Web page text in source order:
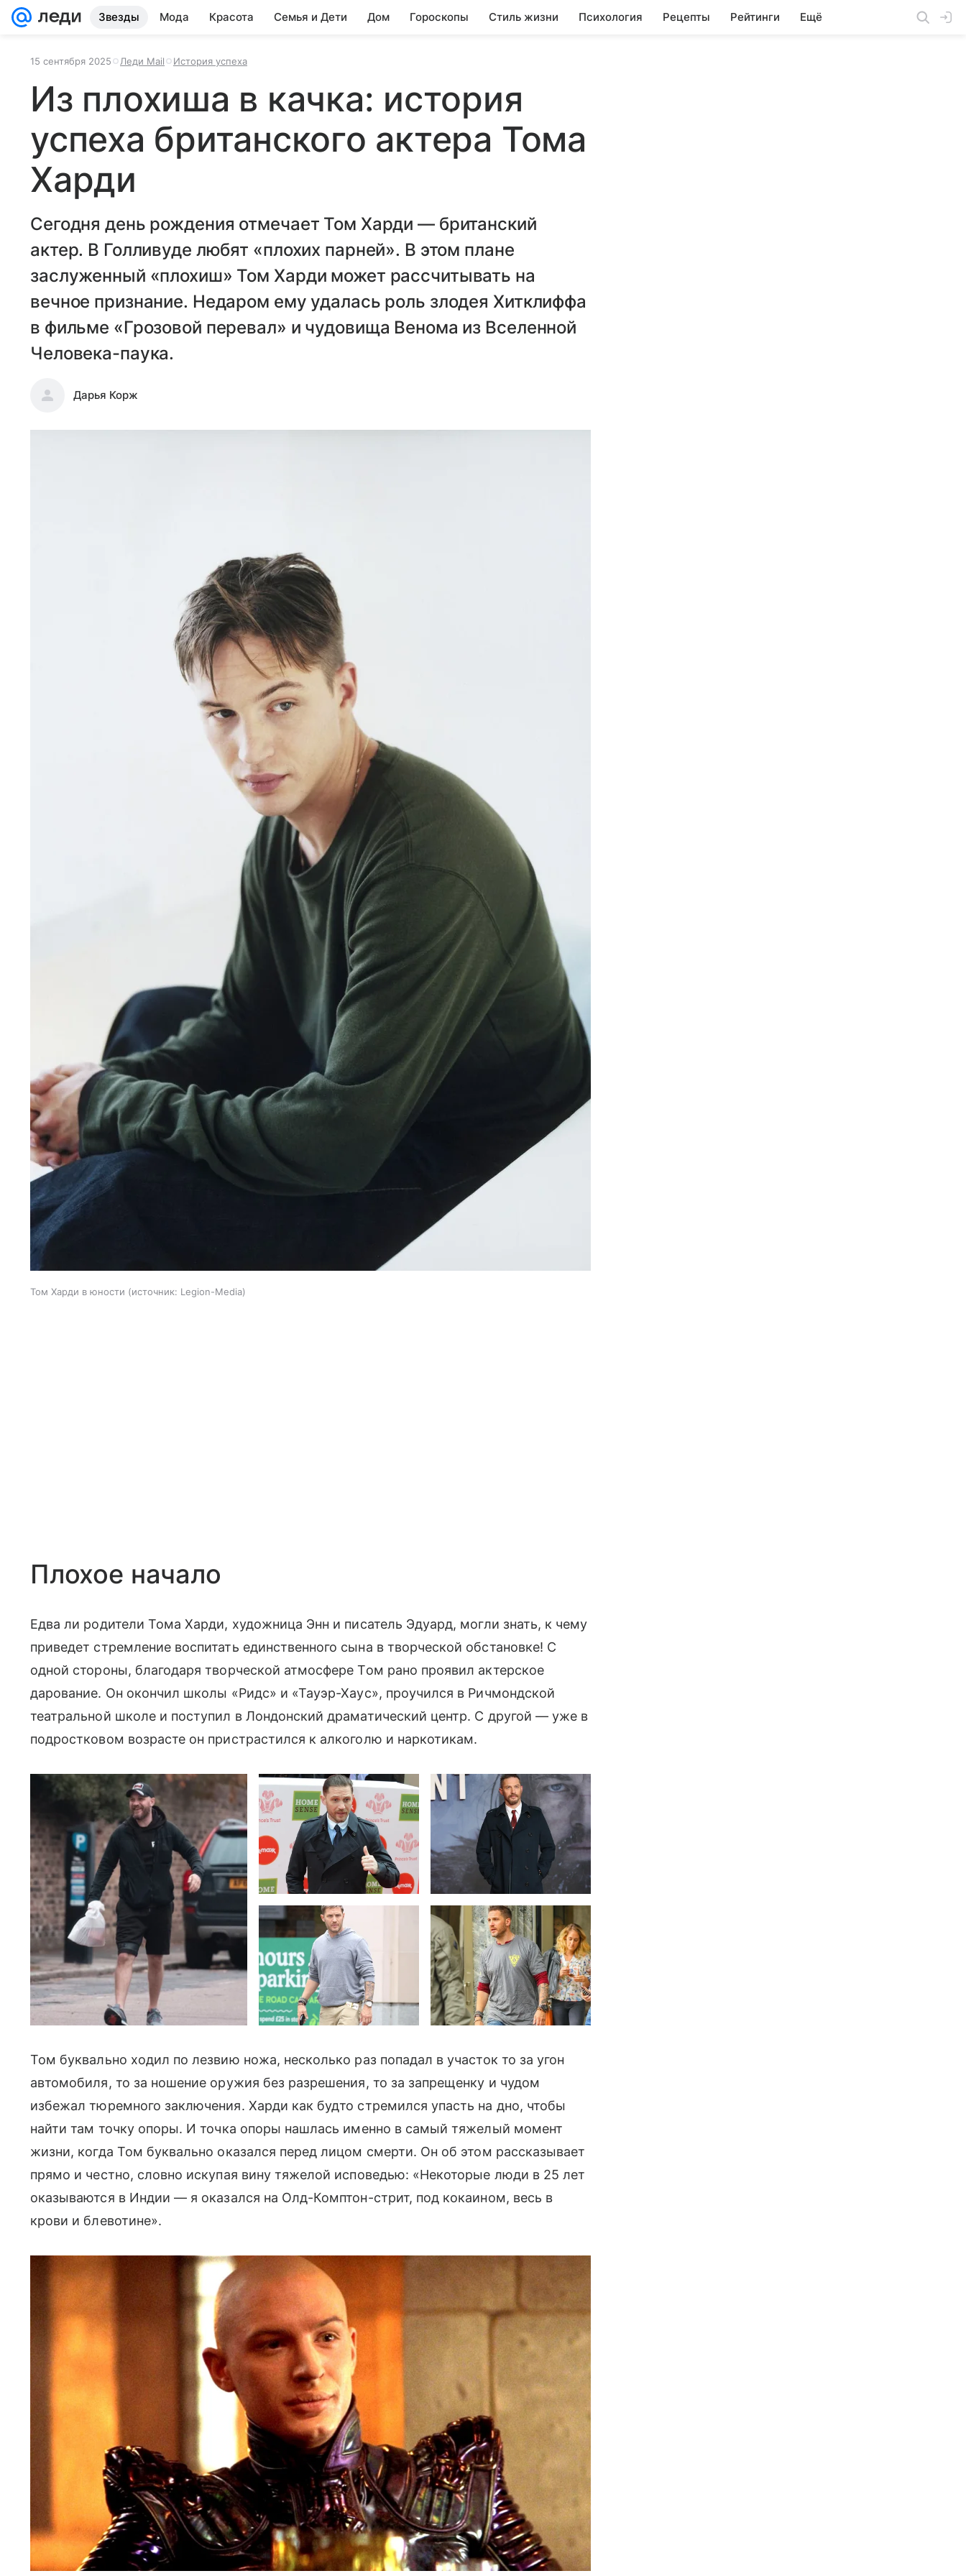
Звезды Мода Красота Семья и Дети Дом Гороскопы Стиль жизни Психология Рецепты Рейтинги Ещё
15 сентября 2025 Леди Mail История успеха
Из плохиша в качка: история
успеха британского актера Тома
Харди
Сегодня день рождения отмечает Том Харди — британский
актер. В Голливуде любят «плохих парней». В этом плане
заслуженный «плохиш» Том Харди может рассчитывать на
вечное признание. Недаром ему удалась роль злодея Хитклиффа
в фильме «Грозовой перевал» и чудовища Венома из Вселенной
Человека-паука.
Дарья Корж
Том Харди в юности источник: Legion-Media
Плохое начало
Едва ли родители Тома Харди, художница Энн и писатель Эдуард, могли знать, к чему
приведет стремление воспитать единственного сына в творческой обстановке! С
одной стороны, благодаря творческой атмосфере Том рано проявил актерское
дарование. Он окончил школы «Ридс» и «Тауэр-Хаус», проучился в Ричмондской
театральной школе и поступил в Лондонский драматический центр. С другой — уже в
подростковом возрасте он пристрастился к алкоголю и наркотикам.
Том буквально ходил по лезвию ножа, несколько раз попадал в участок то за угон
автомобиля, то за ношение оружия без разрешения, то за запрещенку и чудом
избежал тюремного заключения. Харди как будто стремился упасть на дно, чтобы
найти там точку опоры. И точка опоры нашлась именно в самый тяжелый момент
жизни, когда Том буквально оказался перед лицом смерти. Он об этом рассказывает
прямо и честно, словно искупая вину тяжелой исповедью: «Некоторые люди в 25 лет
оказываются в Индии — я оказался на Олд-Комптон-стрит, под кокаином, весь в
крови и блевотине».